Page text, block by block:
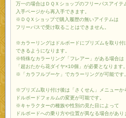
万一の場合はＤＱＸショップのフリーパスアイテ
入手ページから再入手できます。
※ＤＱＸショップで購入履歴の無いアイテムは
フリーパスで受け取ることはできません。
※カラーリングはドルボードにプリズムを取り付
できるようになります。
※特殊なカラーリング「フレアー」がある場合は
「超おたから花ダイヤ×10個」が必要となります。
※「カラフルブーケ」でカラーリングが可能です。
※プリズム取り付け後は「さくせん」メニューか
ドルボードフォルムの変更が可能です。
※キャラクターの種族や性別の見た目によって
ドルボードへの乗り方や位置が異なる場合があり